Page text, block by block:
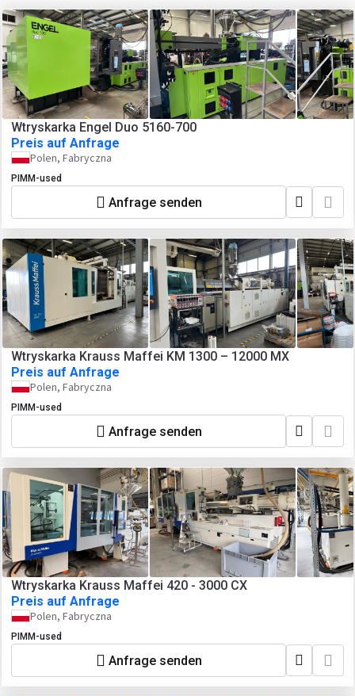
Wtryskarka Engel Duo 5160-700
Preis auf Anfrage
Polen, Fabryczna
PIMM-used
Anfrage senden
Wtryskarka Krauss Maffei KM 1300 – 12000 MX
Preis auf Anfrage
Polen, Fabryczna
PIMM-used
Anfrage senden
Wtryskarka Krauss Maffei 420 - 3000 CX
Preis auf Anfrage
Polen, Fabryczna
PIMM-used
Anfrage senden